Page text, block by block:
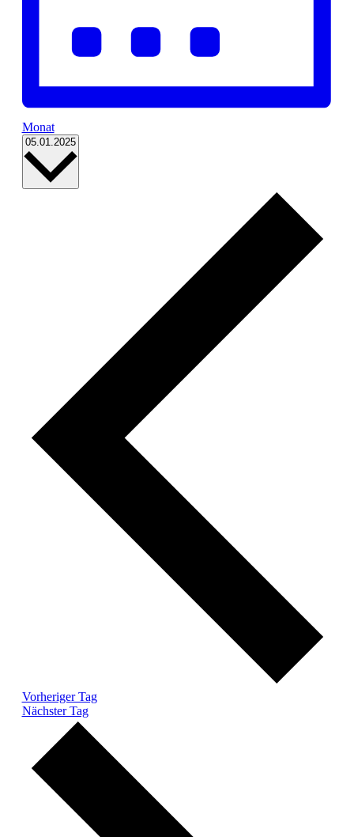
Monat
05.01.2025 Datum
Vorheriger Tag
Nächster Tag